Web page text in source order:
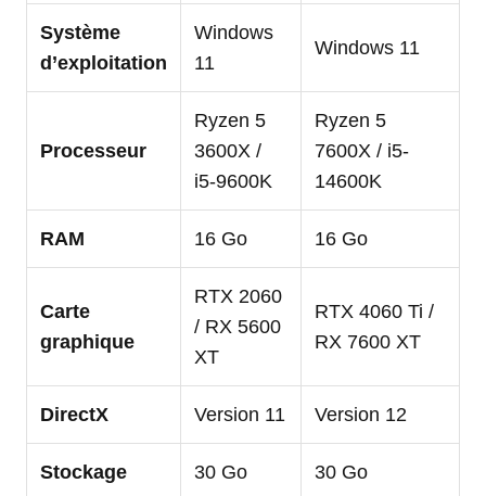
Système
d’exploitation
Windows
11
Windows 11
Processeur
Ryzen 5
3600X /
i5-9600K
Ryzen 5
7600X / i5-
14600K
RAM 16 Go 16 Go
Carte
graphique
RTX 2060
/ RX 5600
XT
RTX 4060 Ti /
RX 7600 XT
DirectX Version 11 Version 12
Stockage 30 Go 30 Go